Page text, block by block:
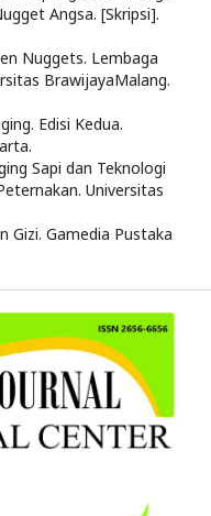
Angsa. [Skripsi].
Nuggets. Lembaga
BrawijayaMalang.
Edisi Kedua.
Sapi dan Teknologi
Universitas
Gizi. Gamedia Pustaka